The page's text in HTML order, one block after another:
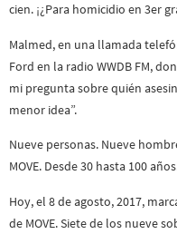
cien. ¡¿Para homicidio en 3er
Malmed, en una llamada
Ford en la radio WWDB FM,
mi pregunta sobre quién
menor idea”.
Nueve personas. Nueve
MOVE. Desde 30 hasta 100
Hoy, el 8 de agosto, 2017,
de MOVE. Siete de los nueve